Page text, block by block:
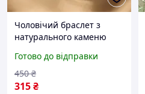
Чоловічий браслет з
натурального каменю
Готово до відправки
315₴
450 ₴